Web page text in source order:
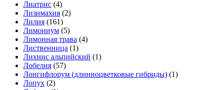
Лиатрис (4)
Лизимахия (2)
Лилия (161)
Лимониум (5)
Лимонная трава (4)
Лиственница (1)
Лихнис альпийский (1)
Лобелия (57)
Лонгифлорум (длинноцветковые гибриды) (1)
Лопух (2)